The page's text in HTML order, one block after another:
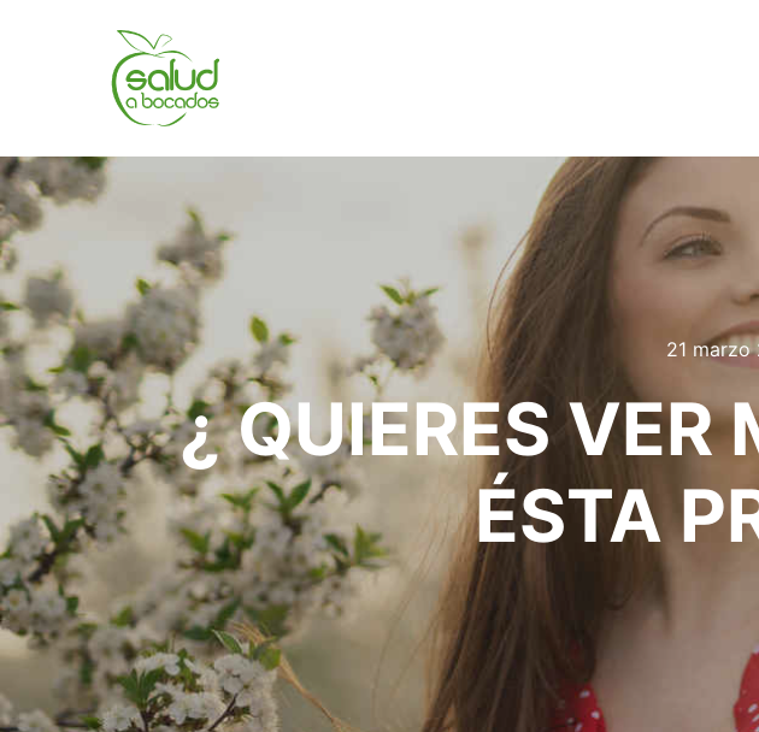
21 marzo
¿ QUIERES VER
ÉSTA